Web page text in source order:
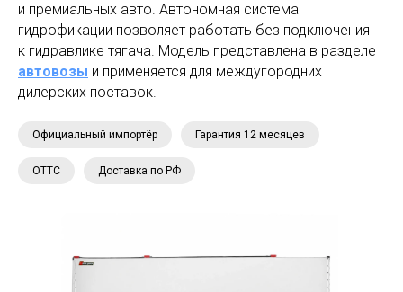
и премиальных авто. Автономная система
гидрофикации позволяет работать без подключения
к гидравлике тягача. Модель представлена в разделе
автовозы и применяется для междугородних
дилерских поставок.
Официальный импортёр Гарантия 12 месяцев
ОТТС Доставка по РФ